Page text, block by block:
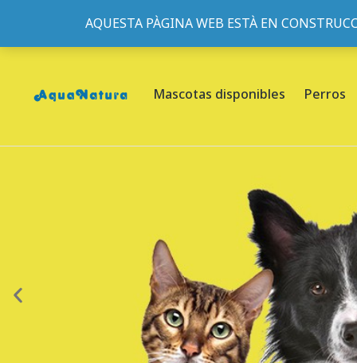
AQUESTA PÀGINA WEB ESTÀ EN
933095977-933152057-933103463- C/ de Roger de
Mascotas disponibles Perros